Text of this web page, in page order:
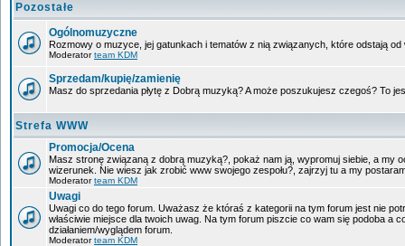
Pozostałe
Ogólnomuzyczne
Rozmowy o muzyce, jej gatunkach i tematów z nią związanych, które odstają od
Moderatorteam KDM
Sprzedam/kupię/zamienię
Masz do sprzedania płytę z Dobrą muzyką? A może poszukujesz czegoś? To
Strefa WWW
Promocja/Ocena
Masz stronę związaną z dobrą muzyką?, pokaż nam ją, wypromuj siebie, a my
wizerunek. Nie wiesz jak zrobić www swojego zespołu?, zajrzyj tu a my
Moderatorteam KDM
Uwagi
Uwagi co do tego forum. Uważasz że któraś z kategorii na tym forum jest nie
właściwie miejsce dla twoich uwag. Na tym forum piszcie co wam się podoba a
działaniem/wyglądem forum.
Moderatorteam KDM